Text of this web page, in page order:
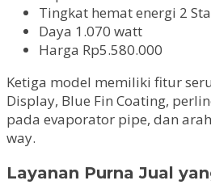
Tingkat hemat energi 2
Daya 1.070 watt
Harga Rp5.580.000
Ketiga model memiliki fitur
Display, Blue Fin Coating,
pada evaporator pipe, dan
way.
Layanan Purna Jual